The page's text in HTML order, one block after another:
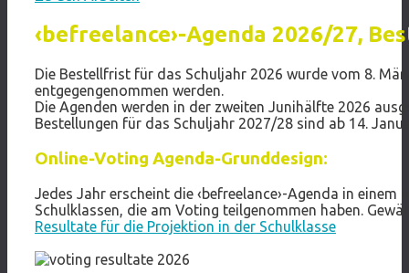
‹befreelance›-Agenda 2026/27,
Die Bestellfrist für das Schuljahr 2026 wurde vom 8.
entgegengenommen werden.
Die Agenden werden in der zweiten Junihälfte 2026
Bestellungen für das Schuljahr 2027/28 sind ab 14.
Online-Voting Agenda-Grunddesign:
Jedes Jahr erscheint die ‹befreelance›-Agenda in
Schulklassen, die am Voting teilgenommen haben.
Resultate für die Projektion in der Schulklasse